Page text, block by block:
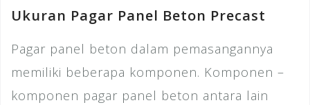
Ukuran Pagar Panel Beton Precast
Pagar panel beton dalam pemasangannya
memiliki beberapa komponen. Komponen –
komponen pagar panel beton antara lain